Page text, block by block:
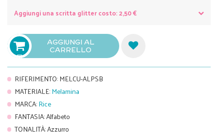
Aggiungi una scritta glitter costo: 2,50 €

AGGIUNGI AL
CARRELLO
RIFERIMENTO:MELCU-ALPSB
MATERIALE:Melamina
MARCA:Rice
FANTASIA:Alfabeto
TONALITÀ:Azzurro